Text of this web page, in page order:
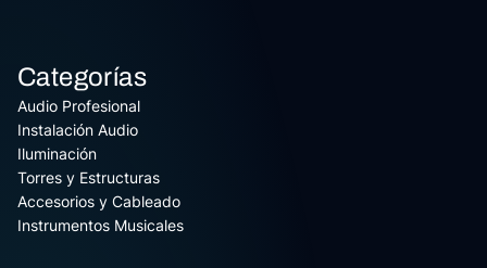
Categorías
Audio Profesional
Instalación Audio
Iluminación
Torres y Estructuras
Accesorios y Cableado
Instrumentos Musicales